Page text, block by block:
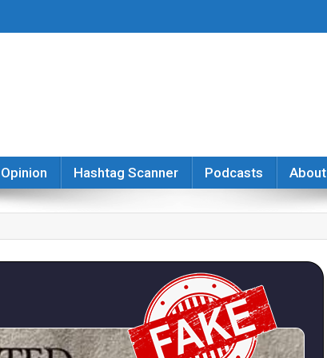
Opinion Hashtag Scanner Podcasts About